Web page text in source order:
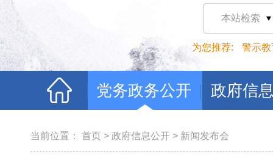
本站检索
为您推荐: 警示教
党务政务公开 政府信
当前位置： 首页 > 政府信息公开 > 新闻发布会